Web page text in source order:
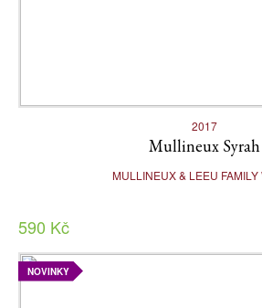
2017
Mullineux Syrah
MULLINEUX & LEEU FAMILY
590 Kč
NOVINKY